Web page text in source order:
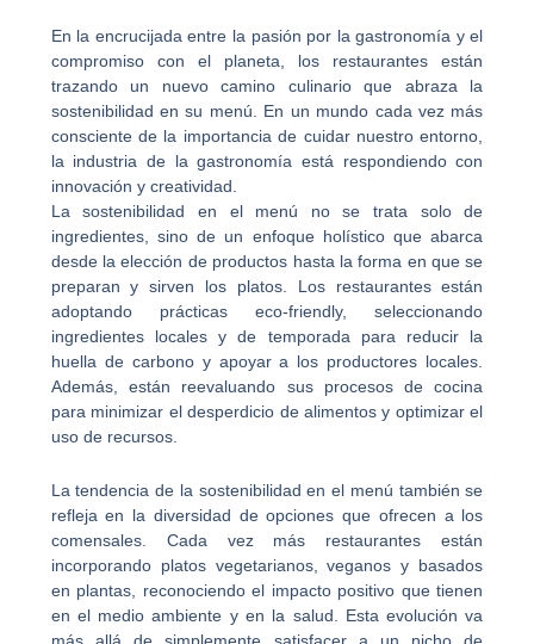
En la encrucijada entre la pasión por la gastronomía y el
compromiso con el planeta, los restaurantes están
trazando un nuevo camino culinario que abraza la
sostenibilidad en su menú. En un mundo cada vez más
consciente de la importancia de cuidar nuestro entorno,
la industria de la gastronomía está respondiendo con
innovación y creatividad.
La sostenibilidad en el menú no se trata solo de
ingredientes, sino de un enfoque holístico que abarca
desde la elección de productos hasta la forma en que se
preparan y sirven los platos. Los restaurantes están
adoptando prácticas eco-friendly, seleccionando
ingredientes locales y de temporada para reducir la
huella de carbono y apoyar a los productores locales.
Además, están reevaluando sus procesos de cocina
para minimizar el desperdicio de alimentos y optimizar el
uso de recursos.
La tendencia de la sostenibilidad en el menú también se
refleja en la diversidad de opciones que ofrecen a los
comensales. Cada vez más restaurantes están
incorporando platos vegetarianos, veganos y basados
en plantas, reconociendo el impacto positivo que tienen
en el medio ambiente y en la salud. Esta evolución va